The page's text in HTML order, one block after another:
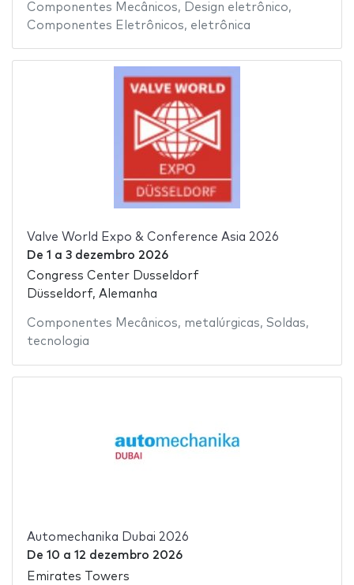
Componentes Mecânicos, Design eletrônico,
Componentes Eletrônicos, eletrônica
Valve World Expo & Conference Asia 2026
De 1 a 3 dezembro 2026
Congress Center Dusseldorf
Düsseldorf, Alemanha
Componentes Mecânicos, metalúrgicas, Soldas,
tecnologia
Automechanika Dubai 2026
De 10 a 12 dezembro 2026
Emirates Towers